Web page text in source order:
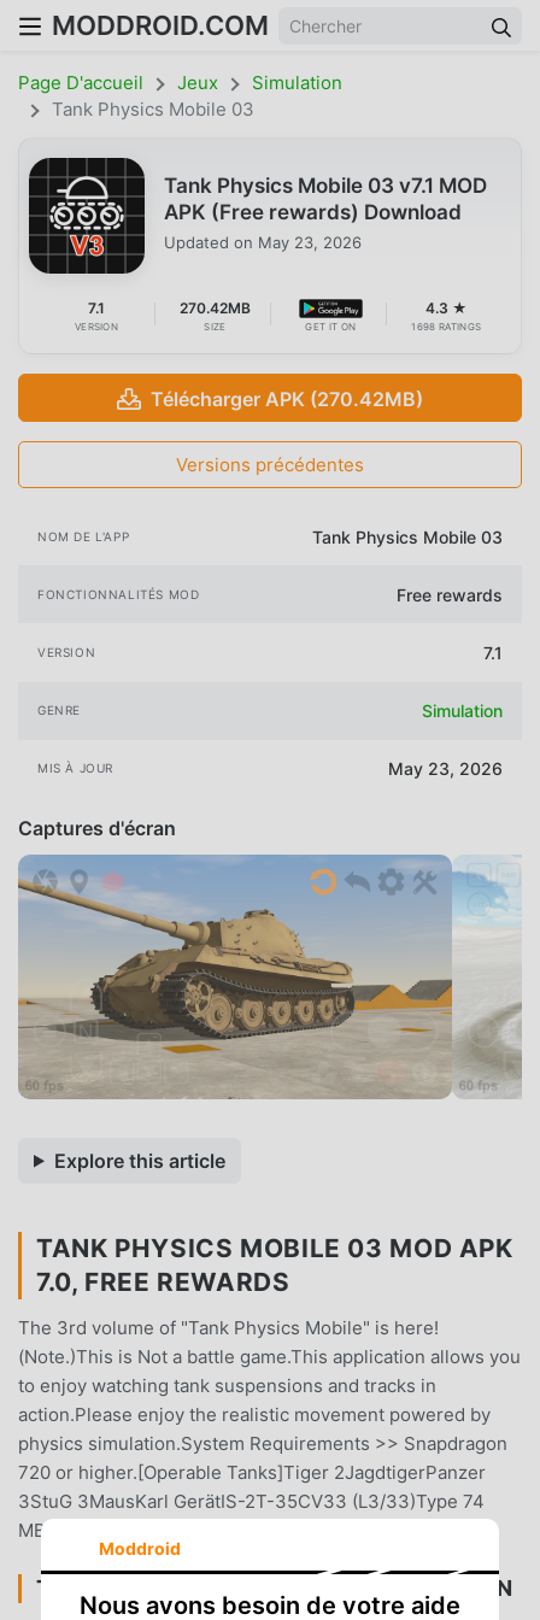
MODDROID.COM
Page D'accueil Jeux
Simulation
Tank Physics Mobile 03
Tank Physics Mobile 03 v7.1 MOD
APK (Free rewards) Download
Updated on May 23, 2026
7.1
VERSION
270.42MB
SIZE GET IT ON
4.3 ★
1698 RATINGS
Télécharger APK (270.42MB)
Versions précédentes
NOM DE L'APP Tank Physics Mobile 03
FONCTIONNALITÉS MOD Free rewards
VERSION 7.1
GENRE Simulation
MIS À JOUR May 23, 2026
Captures d'écran
Explore this article
TANK PHYSICS MOBILE 03 MOD APK
7.0, FREE REWARDS
The 3rd volume of "Tank Physics Mobile" is here!
(Note.)This is Not a battle game.This application allows you
to enjoy watching tank suspensions and tracks in
action.Please enjoy the realistic movement powered by
physics simulation.System Requirements >> Snapdragon
720 or higher.[Operable Tanks]Tiger 2JagdtigerPanzer
3StuG 3MausKarl GerätIS-2T-35CV33 (L3/33)Type 74
MBT
TANK PHYSICS MOBILE 03 INTRODUCTION
Moddroid
Nous avons besoin de votre aide